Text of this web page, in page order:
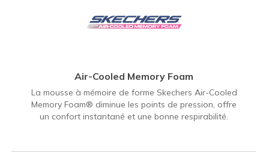
Air-Cooled Memory Foam
La mousse à mémoire de forme Skechers Air-Cooled
Memory Foam® diminue les points de pression, offre
un confort instantané et une bonne respirabilité.